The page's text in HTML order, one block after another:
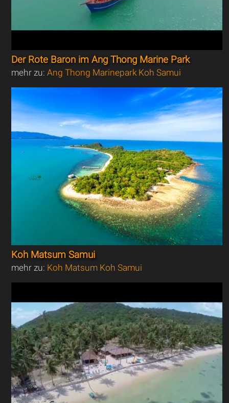
Der Rote Baron im Ang Thong Marine Park
mehr zu:Ang Thong Marinepark Koh Samui
Koh Matsum Samui
mehr zu: Koh Matsum Koh Samui